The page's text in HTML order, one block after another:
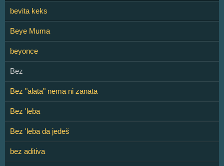
bevita keks
Beye Muma
beyonce
Bez
Bez "alata" nema ni zanata
Bez 'leba
Bez 'leba da jedeš
bez aditiva